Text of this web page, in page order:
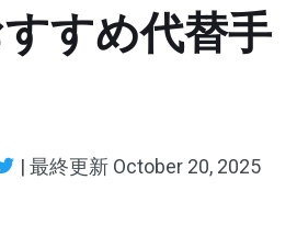
すめ代替手
| 最終更新 October 20, 2025